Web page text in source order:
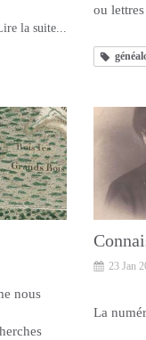
la suite...
ou
nous
23 Jan
La